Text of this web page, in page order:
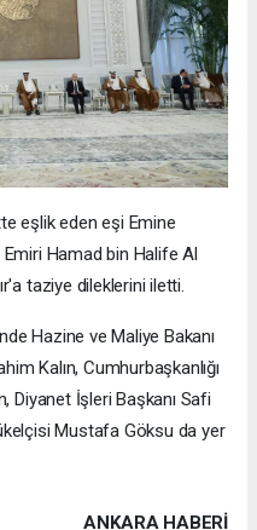
eşlik eden eşi Emine
Hamad bin Halife Al
taziye dileklerini iletti.
Hazine ve Maliye Bakanı
Kalın, Cumhurbaşkanlığı
Diyanet İşleri Başkanı Safi
Mustafa Göksu da yer
ANKARA HABERİ